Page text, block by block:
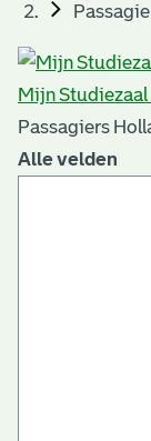
Mijn
Passagiers
Alle velden